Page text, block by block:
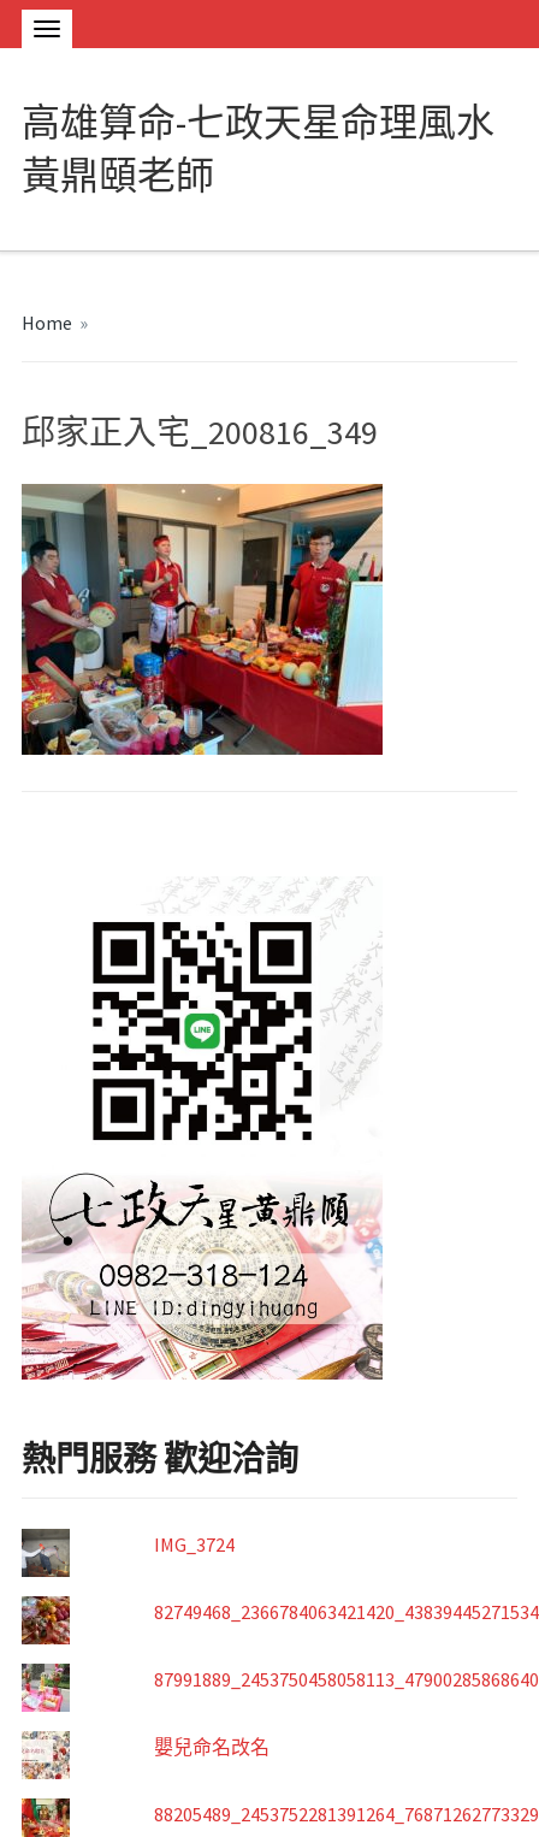
高雄算命-七政天星命理風水
黃鼎頤老師
Home »
邱家正入宅_200816_349
熱門服務 歡迎洽詢
IMG_3724
嬰兒命名改名